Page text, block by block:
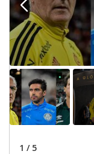
1 / 5